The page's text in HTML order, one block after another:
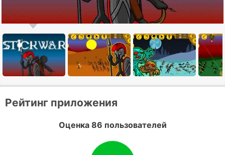
Рейтинг приложения
Оценка 86 пользователей